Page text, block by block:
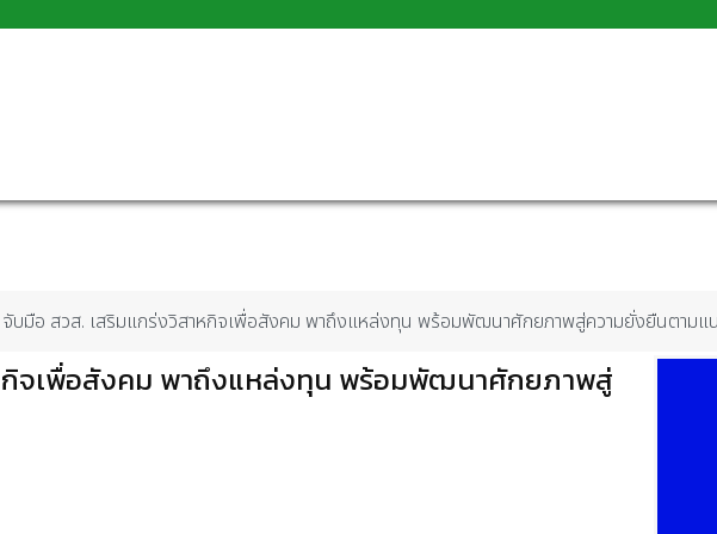
บมือ สวส. เสริมแกร่งวิสาหกิจเพื่อสังคม พาถึงแหล่งทุน พร้อมพัฒนาศักยภาพสู่ความยั่งยืนตามแ
กิจเพื่อสังคม พาถึงแหล่งทุน พร้อมพัฒนาศักยภาพสู่